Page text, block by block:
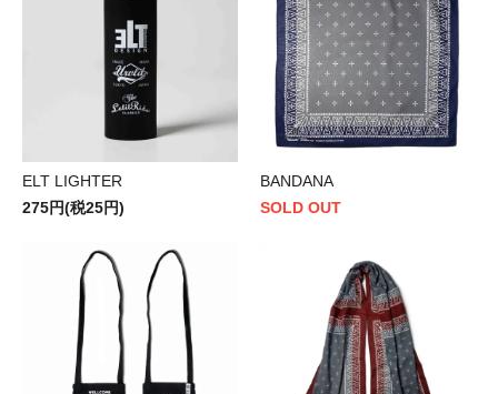
ELT LIGHTER
275円(税25円)
BANDANA
SOLD OUT